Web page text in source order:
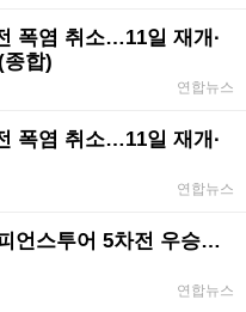
폭염 취소…11일 재개·
합)
연합뉴스
폭염 취소…11일 재개·
연합뉴스
언스투어 5차전 우승…
연합뉴스